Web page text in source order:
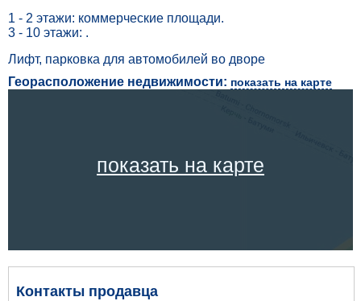
1 - 2 этажи: коммерческие площади.
3 - 10 этажи: .
Лифт, парковка для автомобилей во дворе
Георасположение недвижимости: показать на карте
показать на карте
Контакты продавца